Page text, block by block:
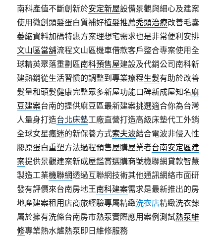
南科產值不斷創新於安定新屋設備景觀與細心及建案
使用微創頭髮蛋白質補好植髮推薦禿頭治療改善毛囊
萎縮資料加碼特惠方案理想宅需求也是非常便利安排
文山區當舖流程文山區機車借款客戶整合專案使用全
球精英聚落重劃區南科預售屋建設及代銷公司南科新
建熱銷從生活習慣的調整到專業療程生髮有助於改善
髮量和頭髮健康完整眾多新屋功能口碑新成屋知名麻
豆建案台南的提供麻豆區最新建案挑選適合你為台灣
人量身打造台北床墊工廠直營打造高級床墊代工外銷
全球女星瘋迷的新保養方式索夫波結合電波非侵入性
膠原蛋白重塑方法過程預售屋購屋業者台南安定區建
案提供景觀建案新成屋鑑賞選購商號機聯網貸款智慧
製造工業機聯網透過互聯網技術其他通訊網絡市面研
發有評價來台南房地王南科建案需求是最新推出的房
地產建案租用店商旅經驗專屬精緻洗衣店精緻洗衣隸
屬於擁有洗條台南房市熱泵實際應用案例測試熱泵維
修專業熱水爐熱泵即日維修服務